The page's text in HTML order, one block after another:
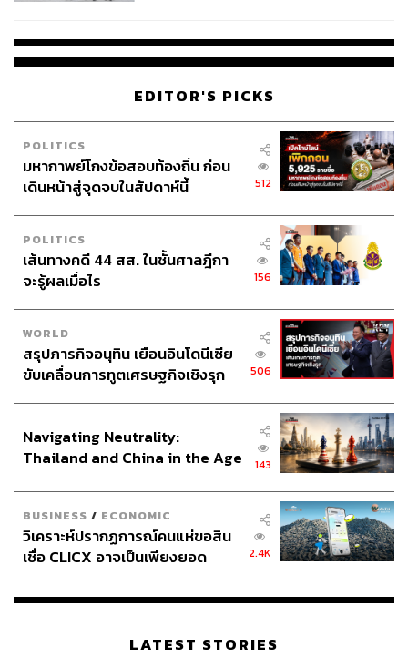
กลับมาได้รับการชื่นชมอีกครั้ง
เรียกได้ว่าดีลของ จาดอน ซานโช นั้นดูแล้วได้มากกว่าเสีย
แต่ถ้าแมนฯ ยูไนเต็ดไม่อยากจะเสีย (เงิน) ขึ้นมา คนที่อาจจะ
เสีย (ใจ) มากที่สุดคือตัวของซานโชเองที่ต้องทนอยู่กับดอร์
มหากาพย์การย้ายทีมครั้งนี้คาดว่าจะไม่ยืดเยื้อมากนัก แต่จะ
มีบทสรุปอย่างไร จะมีข่าวดีจากทาง Fabrizio Romano ใน
เร็วๆ นี้หรือไม่ ต้องคอยติดตามกัน
พิสูจน์อักษร: ลักษณ์นารา พักตร์เพียงจันทร์
อ้างอิง:
www.theguardian.com/football/2020/aug/04/manche
ster-united-close-to-deal-with-borussia-dortmund-afte
r-jadon-sancho-agrees-personal-terms
www.skysports.com/football/news/12691/12041587/j
adon-sancho-manchester-united-close-to-agreeing-p
ersonal-terms-on-five-year-deal
FYI
EDITOR'S PICKS
POLITICS
มหากาพย์โกงข้อสอบท้องถิ่น ก่อน
เดินหน้าสู่จุดจบในสัปดาห์นี้
512
POLITICS
เส้นทางคดี 44 สส. ในชั้นศาลฎีกา
จะรู้ผลเมื่อไร
156
WORLD
สรุปภารกิจอนุทิน เยือนอินโดนีเซีย
ขับเคลื่อนการทูตเศรษฐกิจเชิงรุก
506
Navigating Neutrality:
Thailand and China in the Age
143
BUSINESS / ECONOMIC
วิเคราะห์ปรากฏการณ์คนแห่ขอสิน
เชื่อ CLICX อาจเป็นเพียงยอด
เรือนไทยที่ถูกซุกไว้
2.4K
LATEST STORIES